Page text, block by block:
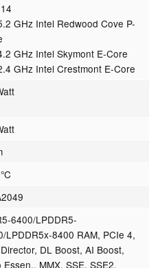
GHz Intel Redwood Cove P-
GHz Intel Skymont E-Core
GHz Intel Crestmont E-Core
6400/LPDDR5-
LPDDR5x-8400 RAM, PCIe 4,
DL Boost, AI Boost,
Essen., MMX, SSE, SSE2,